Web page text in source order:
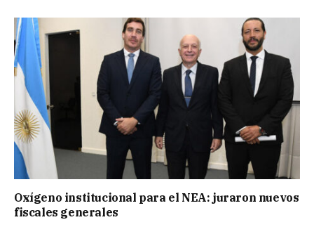
Oxígeno institucional para el NEA: juraron nuevos
fiscales generales